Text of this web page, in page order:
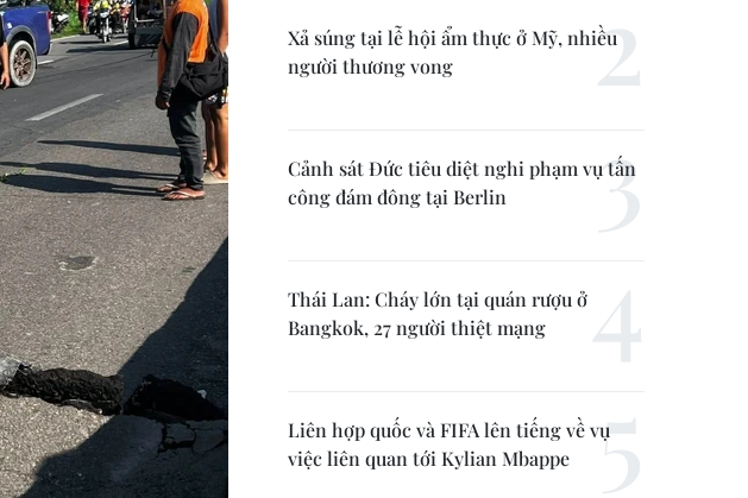
Xả súng tại lễ hội ẩm thực ở Mỹ, nhiều
người thương vong
Cảnh sát Đức tiêu diệt nghi phạm vụ tấn
công đám đông tại Berlin
Thái Lan: Cháy lớn tại quán rượu ở
Bangkok, 27 người thiệt mạng
Liên hợp quốc và FIFA lên tiếng về vụ
việc liên quan tới Kylian Mbappe